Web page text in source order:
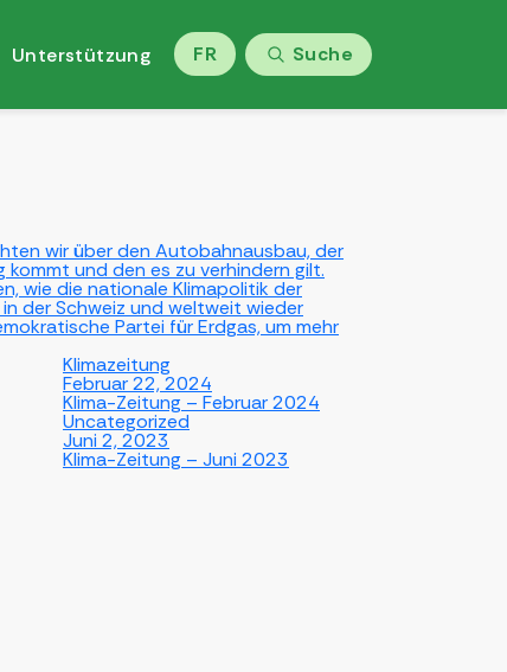
Unterstützung FR Suche
wir über den Autobahnausbau, der
kommt und den es zu verhindern gilt.
wie die nationale Klimapolitik der
der Schweiz und weltweit wieder
Partei für Erdgas, um mehr
Klimazeitung
Februar 22, 2024
Klima-Zeitung – Februar 2024
Uncategorized
Juni 2, 2023
Klima-Zeitung – Juni 2023